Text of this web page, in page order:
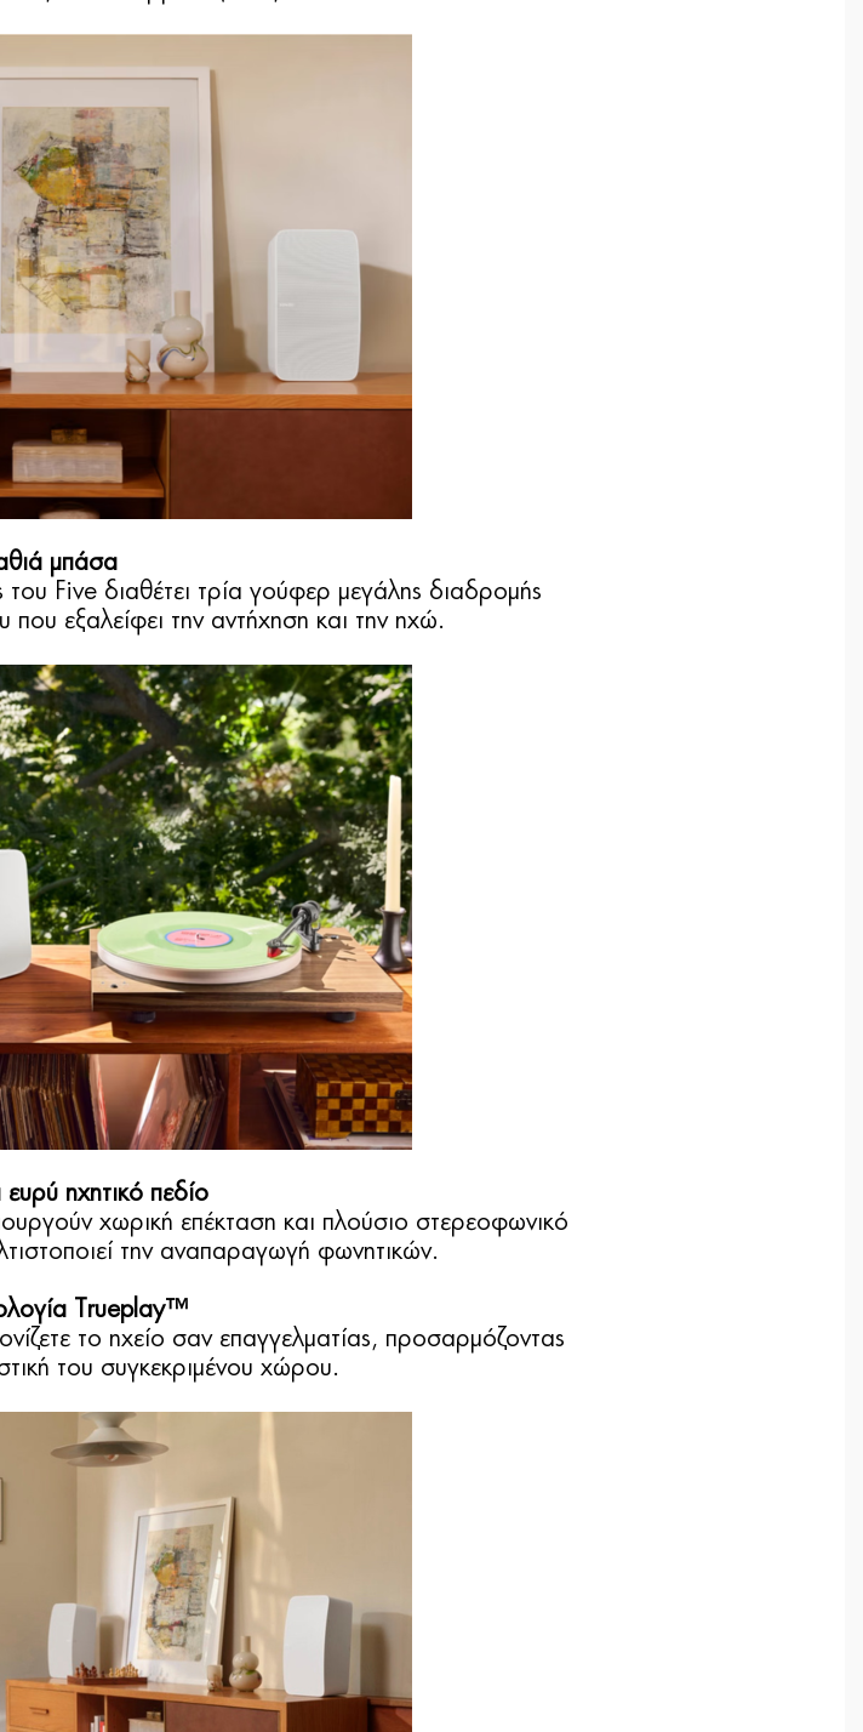
μπάσα
Five διαθέτει τρία γούφερ μεγάλης διαδρομής
που εξαλείφει την αντήχηση και την ηχώ.
ευρύ ηχητικό πεδίο
χωρική επέκταση και πλούσιο στερεοφωνικό
την αναπαραγωγή φωνητικών.
Trueplay™
το ηχείο σαν επαγγελματίας, προσαρμόζοντας
του συγκεκριμένου χώρου.